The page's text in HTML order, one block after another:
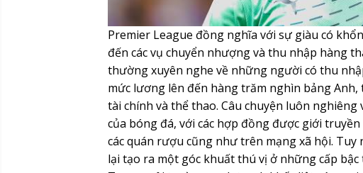
Premier League đồng nghĩa với sự giàu có
đến các vụ chuyển nhượng và thu nhập hàng
thường xuyên nghe về những người có thu
mức lương lên đến hàng trăm nghìn bảng
tài chính và thể thao. Câu chuyện luôn
của bóng đá, với các hợp đồng được giới
các quán rượu cũng như trên mạng xã hội.
lại tạo ra một góc khuất thú vị ở những cấp